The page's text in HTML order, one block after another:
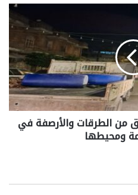
من الطرقات والأرصفة في
ومحيطها